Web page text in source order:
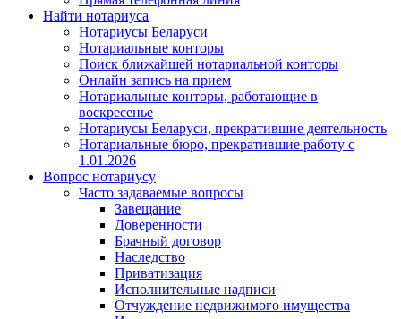
Найти нотариуса
Нотариусы Беларуси
Нотариальные конторы
Поиск ближайшей нотариальной конторы
Онлайн запись на прием
Нотариальные конторы, работающие в
воскресенье
Нотариусы Беларуси, прекратившие деятельность
Нотариальные бюро, прекратившие работу с
1.01.2026
Вопрос нотариусу
Часто задаваемые вопросы
Завещание
Доверенности
Брачный договор
Наследство
Приватизация
Исполнительные надписи
Отчуждение недвижимого имущества